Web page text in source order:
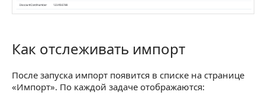
Как отслеживать импорт
Как отслеживать импорт
После запуска импорт появится в списке на странице
«Импорт». По каждой задаче отображаются: